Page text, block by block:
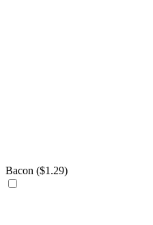
Bacon ($1.29)